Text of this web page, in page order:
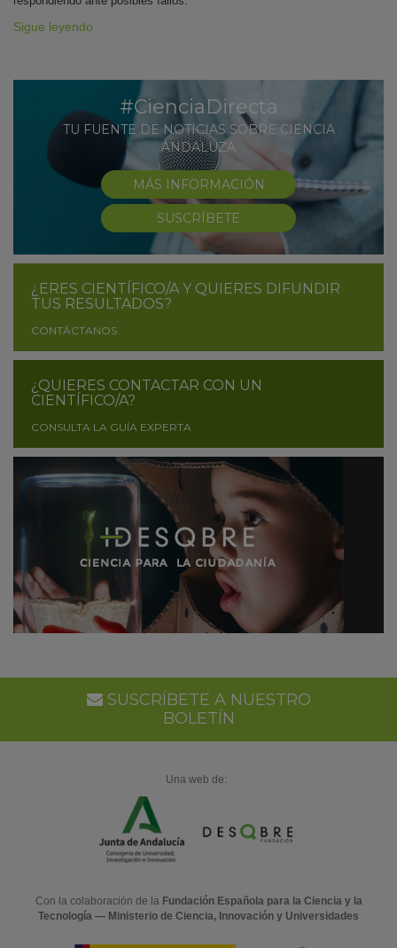
Sigue leyendo
#CienciaDirecta
TU FUENTE DE NOTICIAS SOBRE CIENCIA
ANDALUZA
MÁS INFORMACIÓN
SUSCRÍBETE
¿ERES CIENTÍFICO/A Y QUIERES DIFUNDIR
TUS RESULTADOS?
CONTÁCTANOS
¿QUIERES CONTACTAR CON UN
CIENTÍFICO/A?
CONSULTA LA GUÍA EXPERTA
SUSCRÍBETE A NUESTRO
BOLETÍN
Una web de:
Con la colaboración de la Fundación Española para la Ciencia y la
Tecnología — Ministerio de Ciencia, Innovación y Universidades